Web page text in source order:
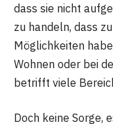
dass sie nicht
zu handeln, dass
Möglichkeiten
Wohnen oder bei
betrifft viele
Doch keine Sorge,